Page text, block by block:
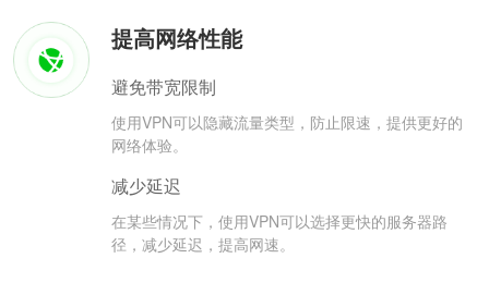
提高网络性能
避免带宽限制
使用VPN可以隐藏流量类型，防止限速，提供更好的
网络体验。
减少延迟
在某些情况下，使用VPN可以选择更快的服务器路
径，减少延迟，提高网速。